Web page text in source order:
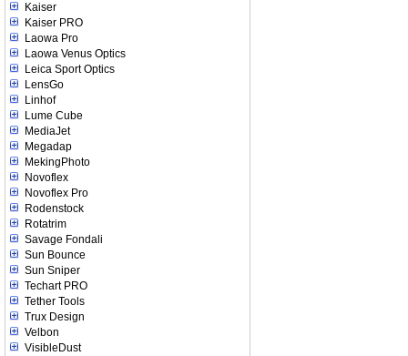
Kaiser
Kaiser PRO
Laowa Pro
Laowa Venus Optics
Leica Sport Optics
LensGo
Linhof
Lume Cube
MediaJet
Megadap
MekingPhoto
Novoflex
Novoflex Pro
Rodenstock
Rotatrim
Savage Fondali
Sun Bounce
Sun Sniper
Techart PRO
Tether Tools
Trux Design
Velbon
VisibleDust